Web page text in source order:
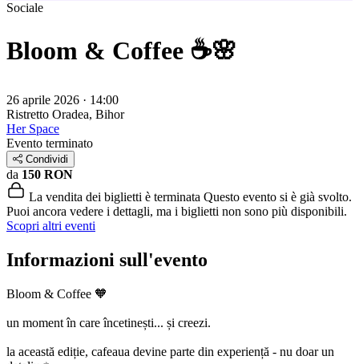
Sociale
Bloom & Coffee ☕️🌸
26 aprile 2026 · 14:00
Ristretto Oradea, Bihor
Her Space
Evento terminato
Condividi
da 150 RON
La vendita dei biglietti è terminata Questo evento si è già svolto.
Puoi ancora vedere i dettagli, ma i biglietti non sono più disponibili.
Scopri altri eventi
Informazioni sull'evento
Bloom & Coffee 🧡
un moment în care încetinești... și creezi.
la această ediție, cafeaua devine parte din experiență - nu doar un